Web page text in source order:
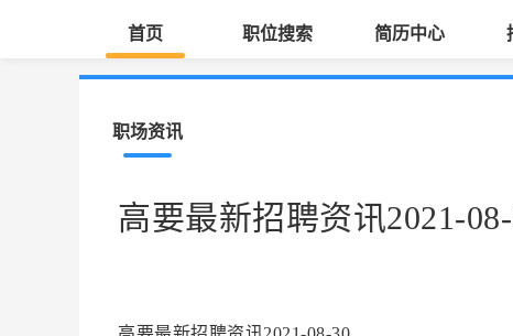
首页 职位搜索 简历中心
职场资讯
高要最新招聘资讯2021-